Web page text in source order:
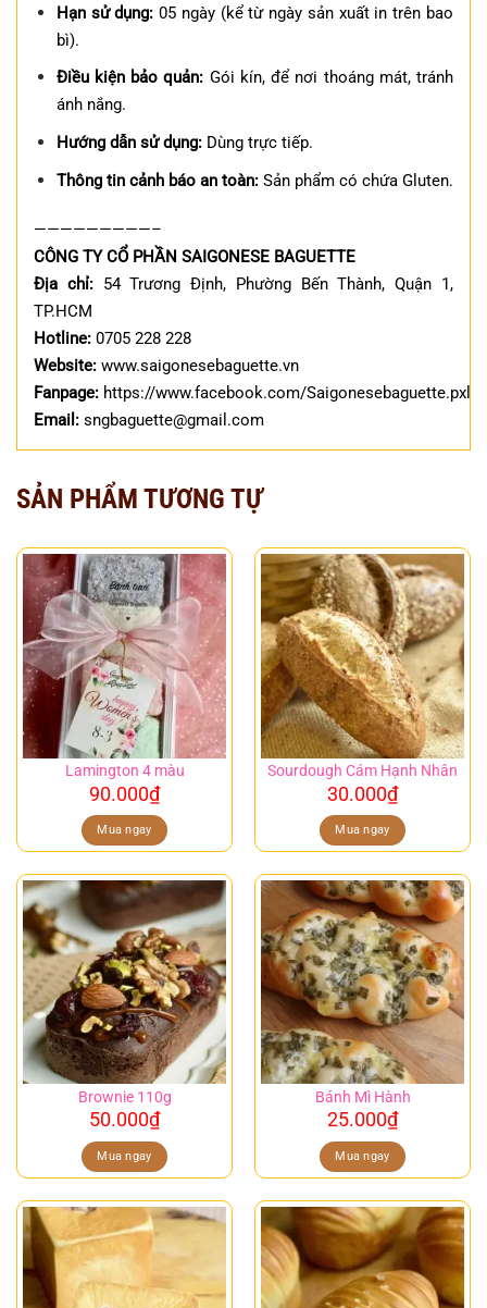
Hạn sử dụng: 05 ngày (kể từ ngày sản xuất in trên bao
bì).
Điều kiện bảo quản: Gói kín, để nơi thoáng mát, tránh
ánh nắng.
Hướng dẫn sử dụng: Dùng trực tiếp.
Thông tin cảnh báo an toàn:Sản phẩm có chứa Gluten.
—————————–
CÔNG TY CỔ PHẦN SAIGONESE BAGUETTE
Địa chỉ: 54 Trương Định, Phường Bến Thành, Quận 1,
TP.HCM
Hotline: 0705 228 228
Website: www.saigonesebaguette.vn
Fanpage: https://www.facebook.com/Saigonesebaguette.pxl
Email: sngbaguette@gmail.com
SẢN PHẨM TƯƠNG TỰ
Lamington 4 màu
90.000₫
Mua ngay
Sourdough Cám Hạnh Nhân
30.000₫
Mua ngay
Brownie 110g
50.000₫
Mua ngay
Bánh Mì Hành
25.000₫
Mua ngay